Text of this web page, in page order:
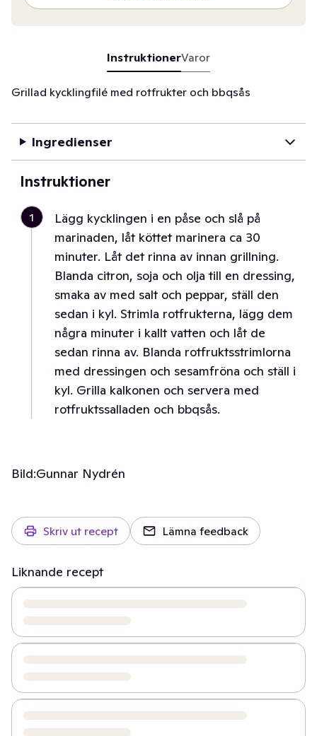
InstruktionerVaror
Grillad kycklingfilé med rotfrukter och bbqsås
Ingredienser
Instruktioner
1
Lägg kycklingen i en påse och slå på
marinaden, låt köttet marinera ca 30
minuter. Låt det rinna av innan grillning.
Blanda citron, soja och olja till en dressing,
smaka av med salt och peppar, ställ den
sedan i kyl. Strimla rotfrukterna, lägg dem
några minuter i kallt vatten och låt de
sedan rinna av. Blanda rotfruktsstrimlorna
med dressingen och sesamfröna och ställ i
kyl. Grilla kalkonen och servera med
rotfruktssalladen och bbqsås.
Bild:Gunnar Nydrén
Skriv ut recept Lämna feedback
Liknande recept